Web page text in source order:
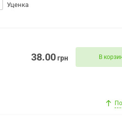
Уценка
38.00грн В